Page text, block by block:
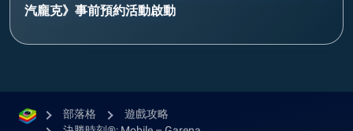
汽龐克》事前預約活動啟動
部落格
遊戲攻略